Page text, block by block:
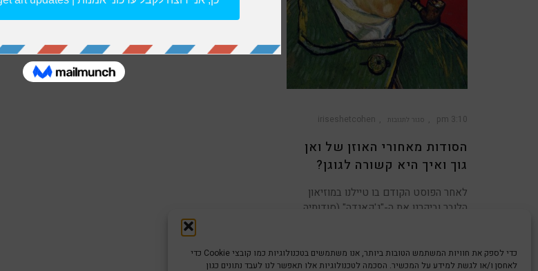
כדי לספק את חוויות המשתמש הטובות ביותר, אנו משתמשים בטכנולוגיות כמו קובצי Cookie כדי
לאחסן ו/או לגשת למידע על המכשיר. הסכמה לטכנולוגיות אלו תאפשר לנו לעבד נתונים כגון
3:10 pm סגור לתגובות
מאחורי
האוזן
גוך
ואיך
iriseshetcohen
הסודות מאחורי האוזן של ואן
גוך ואיך היא קשורה לגוגן?
לאחר הפוסט הקודם בו טיילנו במוזיאון
הלובר וביקרנו את ה-"ג'קאנדה" (סודותיה